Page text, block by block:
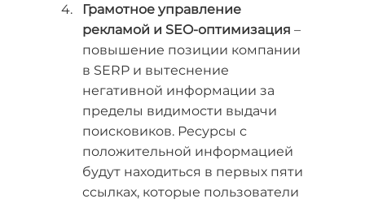
Грамотное управление
рекламой и SEO-оптимизация –
повышение позиции компании
в SERP и вытеснение
негативной информации за
пределы видимости выдачи
поисковиков. Ресурсы с
положительной информацией
будут находиться в первых пяти
ссылках, которые пользователи